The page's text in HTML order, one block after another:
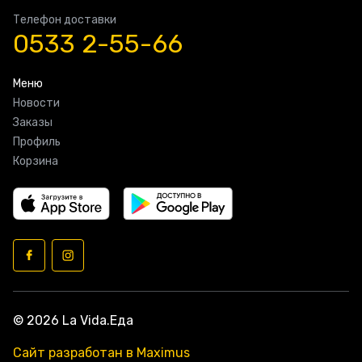
Телефон доставки
0533 2-55-66
Меню
Новости
Заказы
Профиль
Корзина
© 2026 La Vida.Еда
Сайт разработан в Maximus